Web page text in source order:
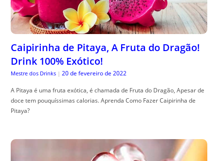
Caipirinha de Pitaya, A Fruta do Dragão!
Drink 100% Exótico!
Mestre dos Drinks | 20 de fevereiro de 2022
A Pitaya é uma fruta exótica, é chamada de Fruta do Dragão, Apesar de
doce tem pouquíssimas calorias. Aprenda Como Fazer Caipirinha de
Pitaya?